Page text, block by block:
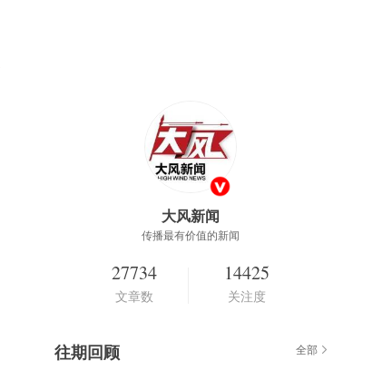
大风新闻
传播最有价值的新闻
27734
文章数
14425
关注度
往期回顾 全部